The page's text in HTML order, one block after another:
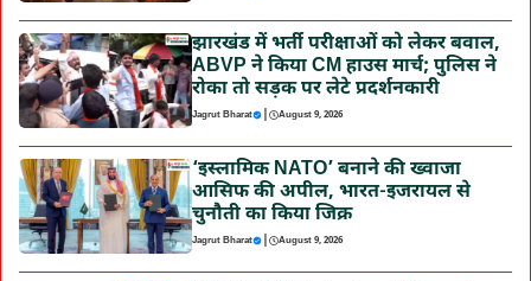
झारखंड में भर्ती परीक्षाओं को लेकर बवाल,
ABVP ने किया CM हाउस मार्च; पुलिस ने
रोका तो सड़क पर लेटे प्रदर्शनकारी
Jagrut Bharat | August 9, 2026
‘इस्लामिक NATO’ बनाने की ख्वाजा
आसिफ की अपील, भारत-इजरायल से
चुनौती का किया जिक्र
Jagrut Bharat | August 9, 2026